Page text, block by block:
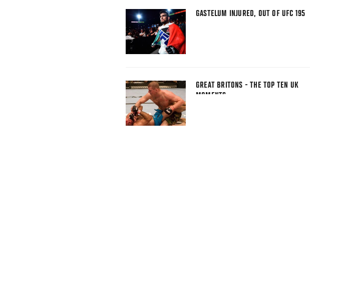
GASTELUM INJURED, OUT OF UFC 195
GREAT BRITONS - THE TOP TEN UK
MOMENTS